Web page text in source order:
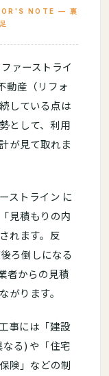
NOTE — 裏
ァーストライ
動産（リフォ
している点は
として、利用
が見て取れま
ストライン に
見積もりの内
れます。反
ろ倒しになる
者からの見積
がります。
事には「建設
る) や「住宅
険」などの制